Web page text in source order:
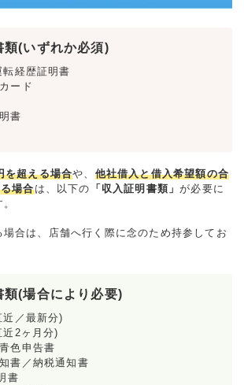
類(いずれか必須)
経歴証明書
ード
書
を超える場合や、 他社借入と借入希望額の合
場合は、以下の 「収入証明書類」が必要に
合は、店舗へ行く際に念のため持参してお
類(場合により必要)
／最新分)
2ヶ月分)
色申告書
書／納税通知書
書